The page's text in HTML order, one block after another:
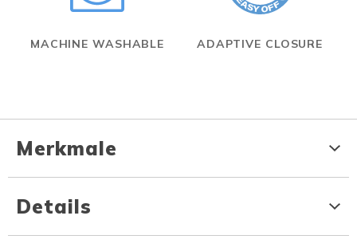
MACHINE WASHABLE ADAPTIVE CLOSURE
Merkmale
Details